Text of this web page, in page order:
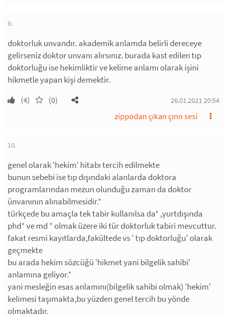
9.
doktorluk unvandır. akademik anlamda belirli dereceye
gelirseniz doktor unvanı alırsınız. burada kast edilen tıp
doktorluğu ise hekimliktir ve kelime anlamı olarak işini
hikmetle yapan kişi demektir.
(4) (0) 26.01.2021 20:54
zippodan çıkan çınn sesi
10.
genel olarak 'hekim' hitabı tercih edilmekte
bunun sebebi ise tıp dışındaki alanlarda doktora
programlarından mezun olunduğu zaman da doktor
ünvanının alınabilmesidir.*
türkçede bu amaçla tek tabir kullanılsa da* ,yurtdışında
phd*ve md *olmak üzere iki tür doktorluk tabiri mevcuttur.
fakat resmi kayıtlarda,fakültede vs ' tıp doktorluğu' olarak
geçmekte
bu arada hekim sözcüğü 'hikmet yani bilgelik sahibi'
anlamına geliyor.*
yani mesleğin esas anlamını(bilgelik sahibi olmak) 'hekim'
kelimesi taşımakta,bu yüzden genel tercih bu yönde
olmaktadır.